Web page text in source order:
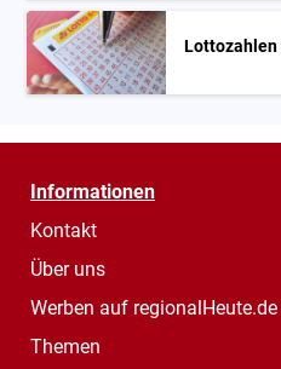
Lottozahlen
Informationen
Kontakt
Über uns
Werben auf regionalHeute.de
Themen